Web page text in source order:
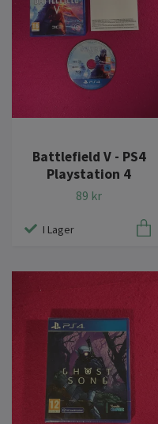
Battlefield V - PS4
Playstation 4
89 kr
I Lager